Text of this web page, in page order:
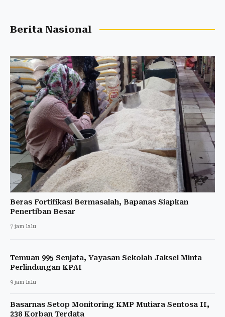
Berita Nasional
Beras Fortifikasi Bermasalah, Bapanas Siapkan
Penertiban Besar
7 jam lalu
Temuan 995 Senjata, Yayasan Sekolah Jaksel Minta
Perlindungan KPAI
9 jam lalu
Basarnas Setop Monitoring KMP Mutiara Sentosa II,
238 Korban Terdata